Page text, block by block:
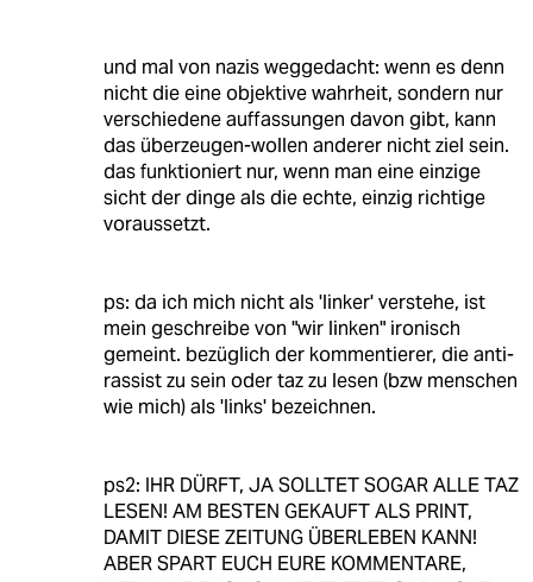
und mal von nazis weggedacht: wenn es denn
nicht die eine objektive wahrheit, sondern nur
verschiedene auffassungen davon gibt, kann
das überzeugen-wollen anderer nicht ziel sein.
das funktioniert nur, wenn man eine einzige
sicht der dinge als die echte, einzig richtige
voraussetzt.
ps: da ich mich nicht als 'linker' verstehe, ist
mein geschreibe von "wir linken" ironisch
gemeint. bezüglich der kommentierer, die anti-
rassist zu sein oder taz zu lesen (bzw menschen
wie mich) als 'links' bezeichnen.
ps2: IHR DÜRFT, JA SOLLTET SOGAR ALLE TAZ
LESEN! AM BESTEN GEKAUFT ALS PRINT,
DAMIT DIESE ZEITUNG ÜBERLEBEN KANN!
ABER SPART EUCH EURE KOMMENTARE,